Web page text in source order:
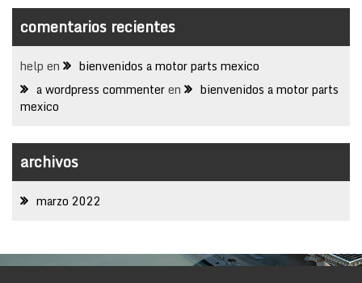
comentarios recientes
help en
bienvenidos a motor parts mexico
a wordpress commenteren
bienvenidos a motor parts
mexico
archivos
marzo 2022